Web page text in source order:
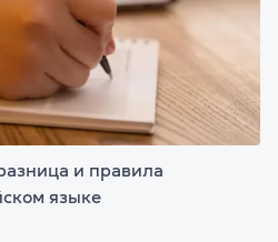
и правила
языке